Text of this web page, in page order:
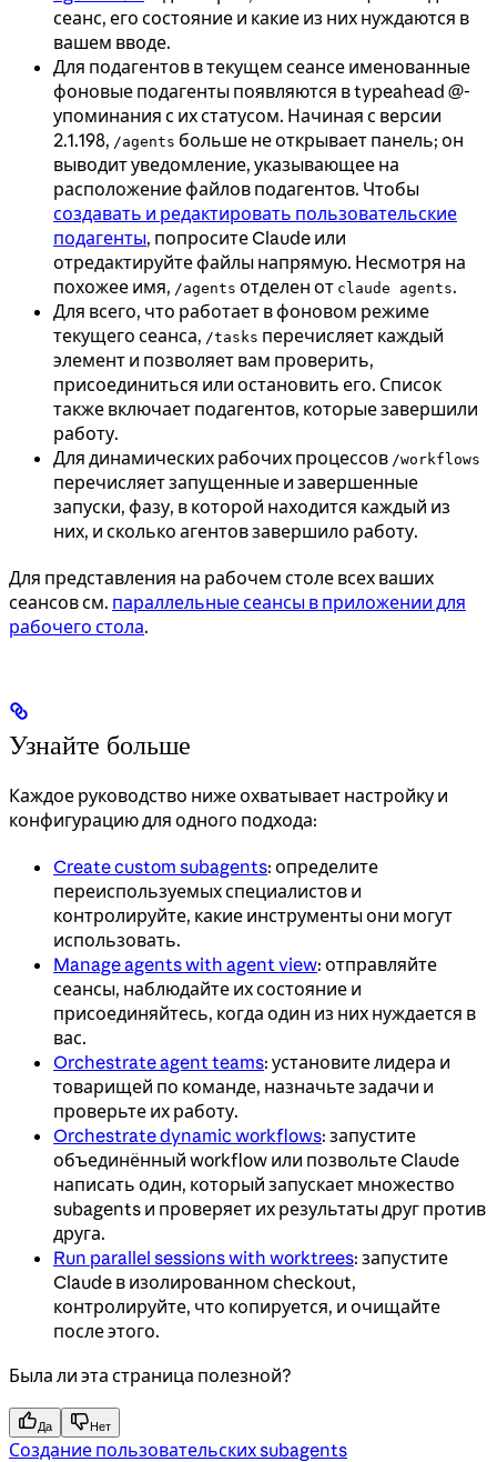
сеанс, его состояние и какие из них нуждаются в
вашем вводе.
Для подагентов в текущем сеансе именованные
фоновые подагенты появляются в typeahead @-
упоминания с их статусом. Начиная с версии
2.1.198, /agents больше не открывает панель; он
выводит уведомление, указывающее на
расположение файлов подагентов. Чтобы
создавать и редактировать пользовательские
подагенты, попросите Claude или
отредактируйте файлы напрямую. Несмотря на
похожее имя, /agents отделен от claude agents.
Для всего, что работает в фоновом режиме
текущего сеанса, /tasks перечисляет каждый
элемент и позволяет вам проверить,
присоединиться или остановить его. Список
также включает подагентов, которые завершили
работу.
Для динамических рабочих процессов /workflows
перечисляет запущенные и завершенные
запуски, фазу, в которой находится каждый из
них, и сколько агентов завершило работу.
Для представления на рабочем столе всех ваших
сеансов см. параллельные сеансы в приложении для
рабочего стола.
Узнайте больше
Каждое руководство ниже охватывает настройку и
конфигурацию для одного подхода:
Create custom subagents: определите
переиспользуемых специалистов и
контролируйте, какие инструменты они могут
использовать.
Manage agents with agent view: отправляйте
сеансы, наблюдайте их состояние и
присоединяйтесь, когда один из них нуждается в
вас.
Orchestrate agent teams: установите лидера и
товарищей по команде, назначьте задачи и
проверьте их работу.
Orchestrate dynamic workflows: запустите
объединённый workflow или позвольте Claude
написать один, который запускает множество
subagents и проверяет их результаты друг против
друга.
Run parallel sessions with worktrees: запустите
Claude в изолированном checkout,
контролируйте, что копируется, и очищайте
после этого.
Была ли эта страница полезной?
Да Нет
Создание пользовательских subagents